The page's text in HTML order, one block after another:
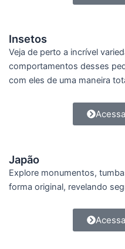
Insetos
Veja de perto a incrível
comportamentos desses
com eles de uma maneira
Japão
Explore monumentos,
forma original, revelando